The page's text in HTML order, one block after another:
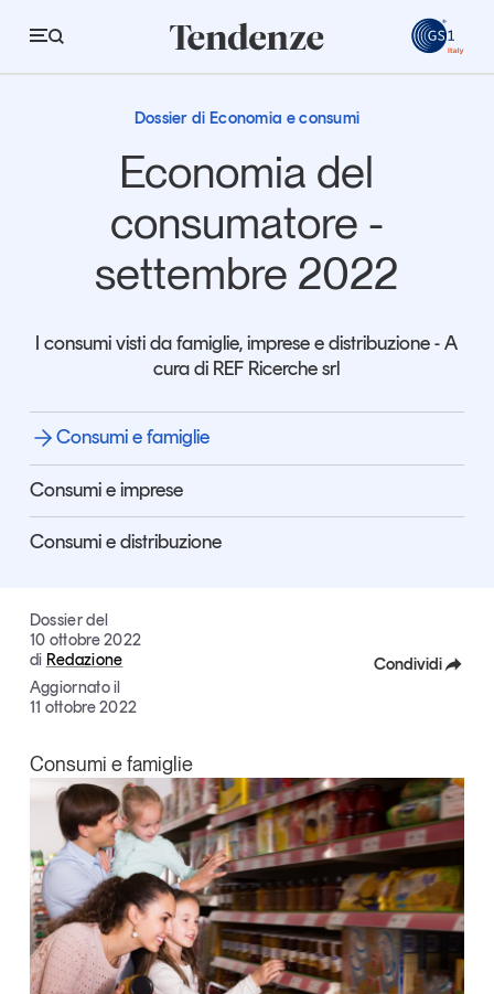
Tendenze
Consumi e famiglie Consumi e famiglie
Economia e consumi
Innovazione
Logistica
Retail e brand
Sostenibilità
Grandi temi
Magazine
Articoli
Opinioni
Il Numero
Interviste
Comunicati stampa
Video
Tutti gli studi e le ricerche
Eventi e formazione
Tutti gli appuntamenti
Chi siamo
Newsletter
Contatti
Dossier di Economia e consumi
Economia del
consumatore -
settembre 2022
I consumi visti da famiglie, imprese e distribuzione - A
cura di REF Ricerche srl
Consumi e famiglie
Consumi e imprese
Consumi e distribuzione
Dossier del
10 ottobre 2022
di Redazione
Aggiornato il
11 ottobre 2022
Condividi
Linkedin
Copia Link
Consumi e famiglie